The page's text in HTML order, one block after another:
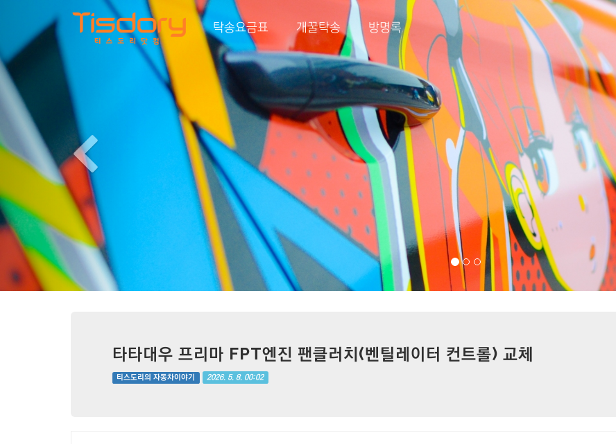
탁송요금표 개꿀탁송 방명록
Previous
타타대우 프리마 FPT엔진 팬클러치(벤틸레이터 컨트롤) 교체
티스도리의 자동차이야기 2026. 5. 8. 00:02